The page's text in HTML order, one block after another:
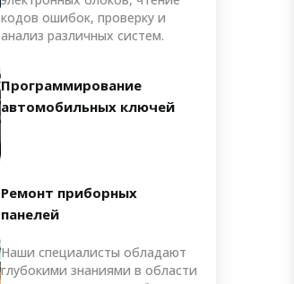
кодов ошибок, проверку и
анализ различных систем.
Программирование
автомобильных ключей
Ремонт приборных
панелей
Наши специалисты обладают
глубокими знаниями в области